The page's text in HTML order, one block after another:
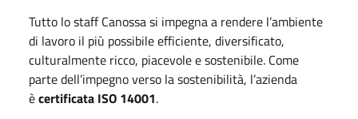
Tutto lo staff Canossa si impegna a rendere l’ambiente
di lavoro il più possibile efficiente, diversificato,
culturalmente ricco, piacevole e sostenibile. Come
parte dell’impegno verso la sostenibilità, l’azienda
ècertificata ISO 14001.